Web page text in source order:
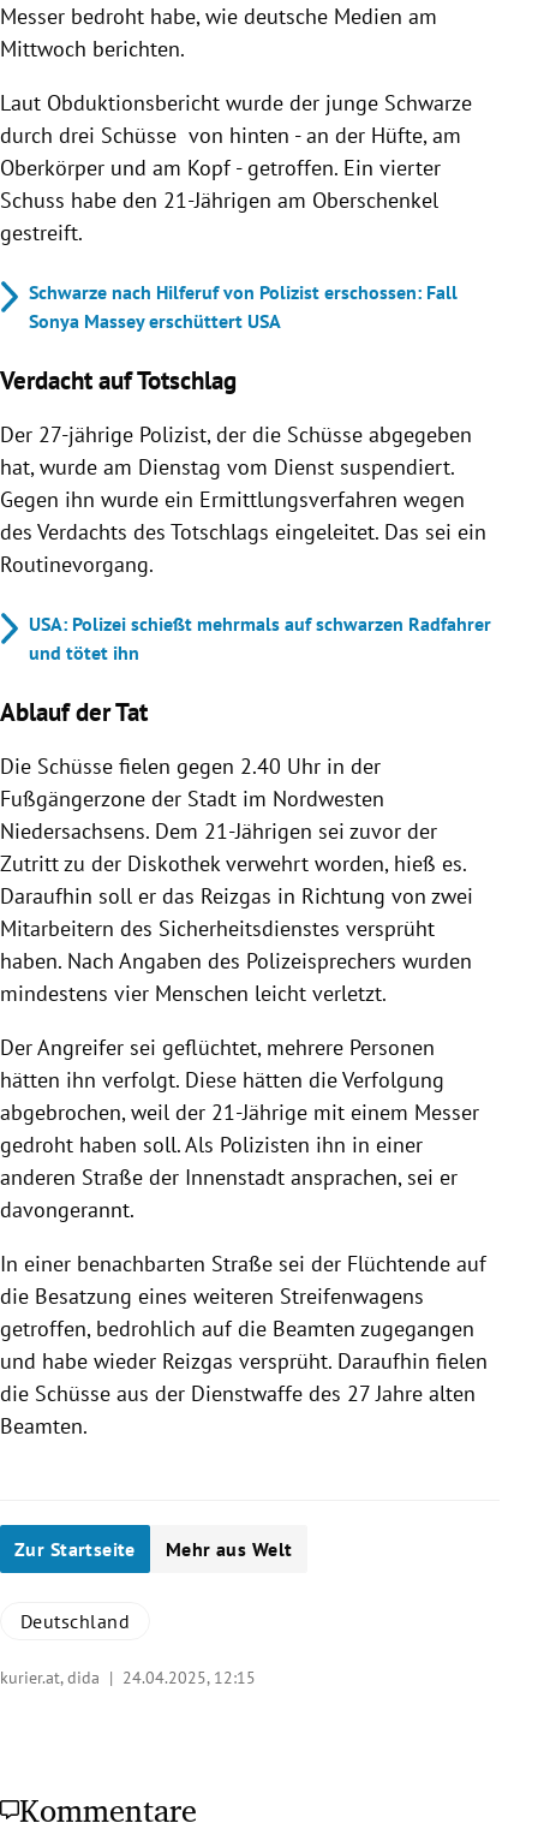
Messer bedroht habe, wie deutsche Medien am
Mittwoch berichten.
Laut Obduktionsbericht wurde der junge Schwarze
durch drei Schüsse von hinten - an der Hüfte, am
Oberkörper und am Kopf - getroffen. Ein vierter
Schuss habe den 21-Jährigen am Oberschenkel
gestreift.
Schwarze nach Hilferuf von Polizist erschossen: Fall
Sonya Massey erschüttert USA
Verdacht auf Totschlag
Der 27-jährige Polizist, der die Schüsse abgegeben
hat, wurde am Dienstag vom Dienst suspendiert.
Gegen ihn wurde ein Ermittlungsverfahren wegen
des Verdachts des Totschlags eingeleitet. Das sei ein
Routinevorgang.
USA: Polizei schießt mehrmals auf schwarzen Radfahrer
und tötet ihn
Ablauf der Tat
Die Schüsse fielen gegen 2.40 Uhr in der
Fußgängerzone der Stadt im Nordwesten
Niedersachsens. Dem 21-Jährigen sei zuvor der
Zutritt zu der Diskothek verwehrt worden, hieß es.
Daraufhin soll er das Reizgas in Richtung von zwei
Mitarbeitern des Sicherheitsdienstes versprüht
haben. Nach Angaben des Polizeisprechers wurden
mindestens vier Menschen leicht verletzt.
Der Angreifer sei geflüchtet, mehrere Personen
hätten ihn verfolgt. Diese hätten die Verfolgung
abgebrochen, weil der 21-Jährige mit einem Messer
gedroht haben soll. Als Polizisten ihn in einer
anderen Straße der Innenstadt ansprachen, sei er
davongerannt.
In einer benachbarten Straße sei der Flüchtende auf
die Besatzung eines weiteren Streifenwagens
getroffen, bedrohlich auf die Beamten zugegangen
und habe wieder Reizgas versprüht. Daraufhin fielen
die Schüsse aus der Dienstwaffe des 27 Jahre alten
Beamten.
Zur Startseite Mehr aus Welt
Deutschland
kurier.at, dida | 24.04.2025, 12:15
Kommentare